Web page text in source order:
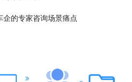
企的专家咨询场景痛点